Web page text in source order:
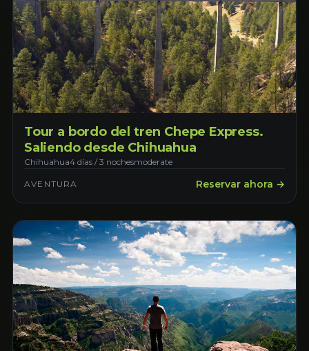
Tour a bordo del tren Chepe Express.
Saliendo desde Chihuahua
Chihuahua4 días / 3 nochesmoderate
AVENTURA Reservar ahora →